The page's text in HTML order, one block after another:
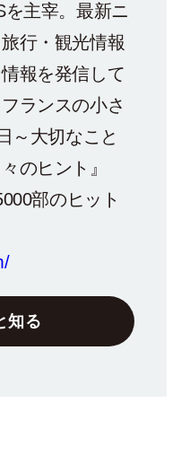
を主宰。最新ニ
行・観光情報
報を発信して
ランスの小さ
～大切なこと
のヒント』
部のヒット
知る